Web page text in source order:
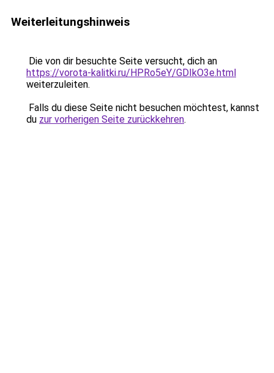
Weiterleitungshinweis
Die von dir besuchte Seite versucht, dich an
https://vorota-kalitki.ru/HPRo5eY/GDIkO3e.html
weiterzuleiten.
Falls du diese Seite nicht besuchen möchtest, kannst
du zur vorherigen Seite zurückkehren.